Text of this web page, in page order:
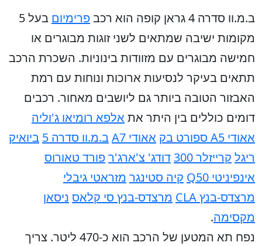
ב.מ.וו סדרה 4 גראן קופה הוא רכב פרימיום
בעל 5
מקומות ישיבה שמתאים לשני זוגות מבוגרים או
חמישה מבוגרים עם מזוודות בינוניות. השכרת הרכב
תתאים בעיקר לנסיעות ארוכות ונוחות עם רמת
האבזור הטובה ביותר גם ליושבים מאחור. רכבים
דומים כוללים בין היתר את אלפא רומיאו ג'וליה
אאודי A5 ספורט בק
אאודי A7 ב.מ.וו סדרה 5
ביואיק
ריגל קרייזלר 300 דודג' צ'ארג'רפורד טאורוס
אינפיניטי Q50
קיה סטינגר מזראטי גיבלי
מרצדס-בנץ CLA
מרצדס-בנץ סי קלאס ניסאן
מקסימה.
נפח תא המטען של הרכב הוא כ-470 ליטר. צריך